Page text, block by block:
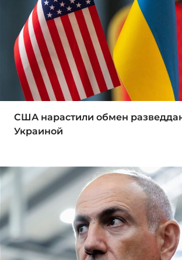
США нарастили обмен
Украиной